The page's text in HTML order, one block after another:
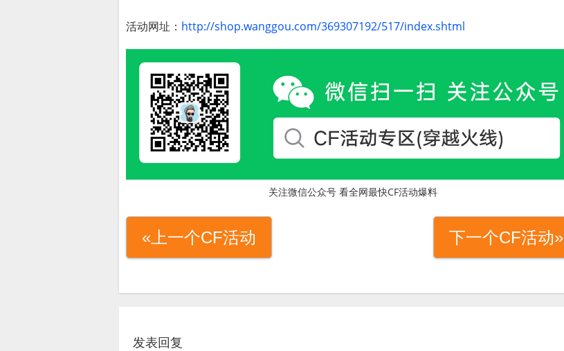
活动网址： http://shop.wanggou.com/369307192/517/index.shtml
关注微信公众号 看全网最快CF活动爆料
«上一个CF活动 下一个CF活动»
发表回复